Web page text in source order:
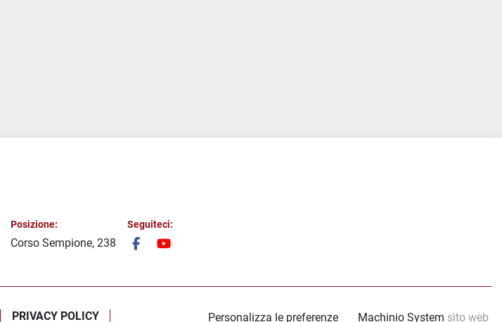
Posizione:
Corso Sempione, 238
Seguiteci:
facebookyoutube
PRIVACY POLICY Personalizza le preferenze Machinio System sito web